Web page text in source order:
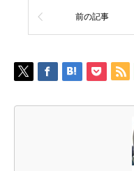
前の記事